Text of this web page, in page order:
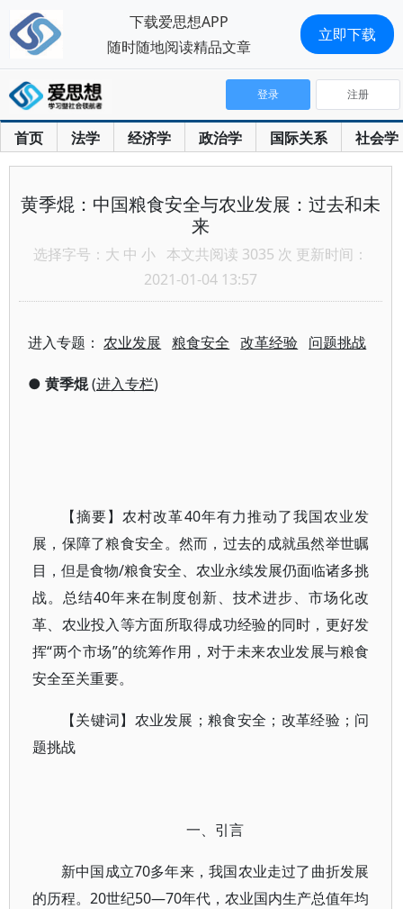
首页 法学 经济学 政治学 国际关系 社会学
登录 注册
黄季焜：中国粮食安全与农业发展：过去和未
来
选择字号： 大 中 小 本文共阅读 3035 次 更新时间：
2021-01-04 13:57
进入专题：农业发展 粮食安全 改革经验 问题挑战
● 黄季焜(进入专栏)
【摘要】农村改革40年有力推动了我国农业发
展，保障了粮食安全。然而，过去的成就虽然举世瞩
目，但是食物/粮食安全、农业永续发展仍面临诸多挑
战。总结40年来在制度创新、技术进步、市场化改
革、农业投入等方面所取得成功经验的同时，更好发
挥“两个市场”的统筹作用，对于未来农业发展与粮食
安全至关重要。
【关键词】农业发展；粮食安全；改革经验；问
题挑战
一、引言
新中国成立70多年来，我国农业走过了曲折发展
的历程。20世纪50—70年代，农业国内生产总值年均
下载爱思想APP
随时随地阅读精品文章
立即下载